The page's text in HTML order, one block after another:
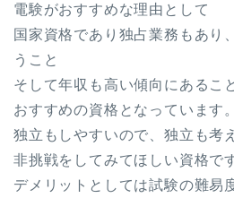
電験がおすすめな理由として
国家資格であり独占業務もあり
うこと
そして年収も高い傾向にあるこ
おすすめの資格となっています。
独立もしやすいので、独立も考
非挑戦をしてみてほしい資格で
デメリットとしては試験の難易